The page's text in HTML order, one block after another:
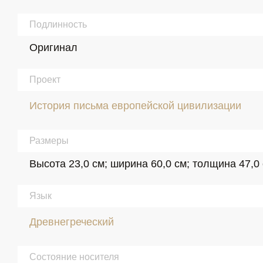
Подлинность
Оригинал
Проект
История письма европейской цивилизации
Размеры
Высота 23,0 см; ширина 60,0 см; толщина 47,0
Язык
Древнегреческий
Состояние носителя